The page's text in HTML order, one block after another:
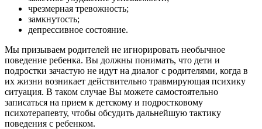
чрезмерная тревожность;
замкнутость;
депрессивное состояние.
Мы призываем родителей не игнорировать необычное
поведение ребенка. Вы должны понимать, что дети и
подростки зачастую не идут на диалог с родителями, когда в
их жизни возникает действительно травмирующая психику
ситуация. В таком случае Вы можете самостоятельно
записаться на прием к детскому и подростковому
психотерапевту, чтобы обсудить дальнейшую тактику
поведения с ребенком.